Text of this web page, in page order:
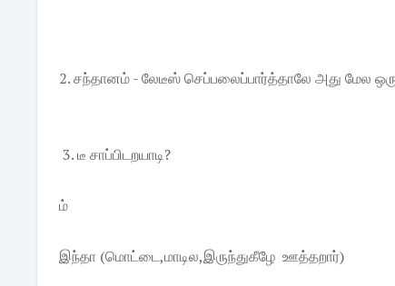
2. சந்தானம் - லேடீஸ் செப்பலைப்பார்த்தாலே அது மேல
3. டீ சாப்பிடறயாடி?
ம்
இந்தா (மொட்டை,மாடில,இருந்துகீழே ஊத்தறார்)